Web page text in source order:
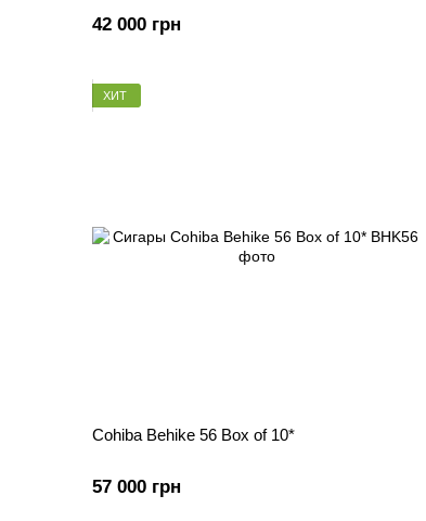
42 000 грн
ХИТ
Cohiba Behike 56 Box of 10*
57 000 грн